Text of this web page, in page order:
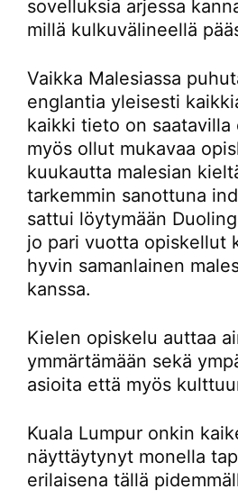
sovelluksia arjessa
millä kulkuvälineellä
Vaikka Malesiassa
englantia yleisesti
kaikki tieto on saatavilla
myös ollut mukavaa
kuukautta malesian
tarkemmin sanottuna
sattui löytymään
jo pari vuotta opiskellut
hyvin samanlainen
kanssa.
Kielen opiskelu auttaa
ymmärtämään sekä
asioita että myös
Kuala Lumpur onkin
näyttäytynyt monella
erilaisena tällä